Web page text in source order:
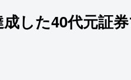
成した40代元証